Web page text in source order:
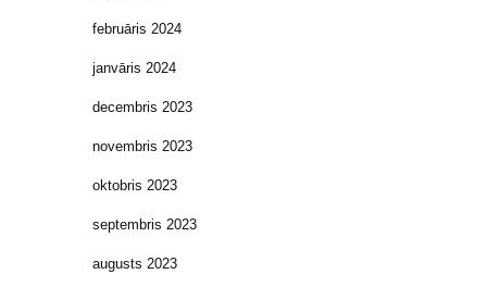
februāris 2024
janvāris 2024
decembris 2023
novembris 2023
oktobris 2023
septembris 2023
augusts 2023